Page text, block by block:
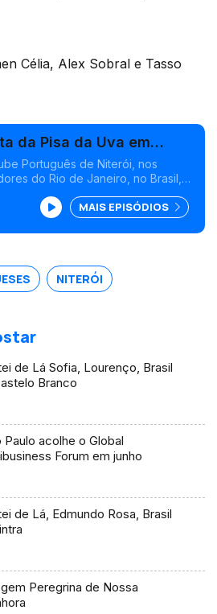
Célia, Alex Sobral e Tasso
da Pisa da Uva em
Português de Niterói, nos
do Rio de Janeiro, no Brasil,
evento foram compradas centenas
de uvas especiais, do Rio
do Sul e de São Roque, que é
MAIS EPISÓDIOS
NITERÓI
Sofia, Lourenço, Brasil
Branco
Paulo acolhe o Global
Forum em junho
de Lá, Edmundo Rosa, Brasil
Peregrina de Nossa